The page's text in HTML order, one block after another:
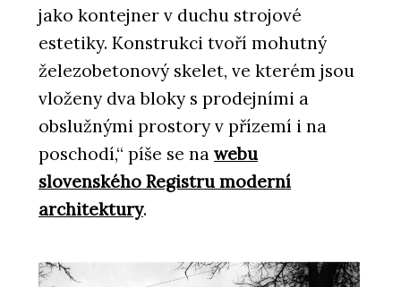
jako kontejner v duchu strojové
estetiky. Konstrukci tvoří mohutný
železobetonový skelet, ve kterém jsou
vloženy dva bloky s prodejními a
obslužnými prostory v přízemí i na
poschodí,“ píše se na webu
slovenského Registru moderní
architektury.